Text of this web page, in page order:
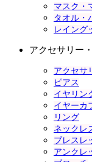
マスク・
タオル・
レイング
アクセサリー
アクセサ
ピアス
イヤリン
イヤーカ
リング
ネックレ
ブレスレ
アンクレ